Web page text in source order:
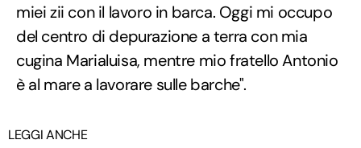
miei zii con il lavoro in barca. Oggi mi occupo
del centro di depurazione a terra con mia
cugina Marialuisa, mentre mio fratello Antonio
è al mare a lavorare sulle barche".
LEGGI ANCHE